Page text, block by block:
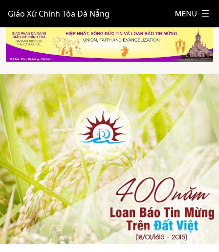
Giáo Xứ Chính Tòa Đà Nẵng